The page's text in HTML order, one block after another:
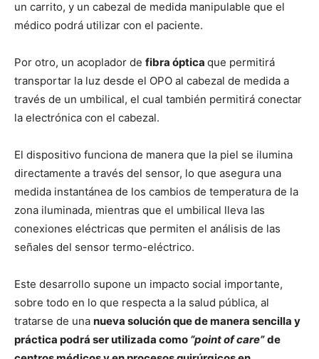
un carrito, y un cabezal de medida manipulable que el
médico podrá utilizar con el paciente.
Por otro, un acoplador de fibra óptica que permitirá
transportar la luz desde el OPO al cabezal de medida a
través de un umbilical, el cual también permitirá conectar
la electrónica con el cabezal.
El dispositivo funciona de manera que la piel se ilumina
directamente a través del sensor, lo que asegura una
medida instantánea de los cambios de temperatura de la
zona iluminada, mientras que el umbilical lleva las
conexiones eléctricas que permiten el análisis de las
señales del sensor termo-eléctrico.
Este desarrollo supone un impacto social importante,
sobre todo en lo que respecta a la salud pública, al
tratarse de una nueva solución que de manera sencilla y
práctica podrá ser utilizada como “point of care” de